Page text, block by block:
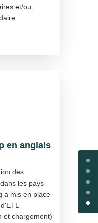
et/ou
en anglais
des
les pays
a mis en place
et chargement)